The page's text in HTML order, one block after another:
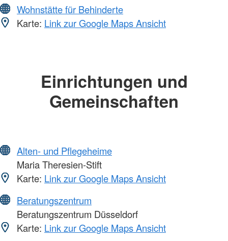
Wohnstätte für Behinderte
Karte: Link zur Google Maps Ansicht
Einrichtungen und
Gemeinschaften
Alten- und Pflegeheime
Maria Theresien-Stift
Karte: Link zur Google Maps Ansicht
Beratungszentrum
Beratungszentrum Düsseldorf
Karte: Link zur Google Maps Ansicht